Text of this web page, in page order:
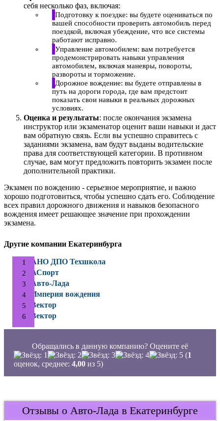
себя несколько фаз, включая:
Подготовку к поездке: вы будете оцениваться по
вашей способности проверить автомобиль перед
поездкой, включая убеждение, что все системы
работают исправно.
Управление автомобилем: вам потребуется
продемонстрировать навыки управления
автомобилем, включая маневры, повороты,
развороты и торможение.
Дорожное вождение: вы будете отправлены в
путь на дороги города, где вам предстоит
показать свои навыки в реальных дорожных
условиях.
Оценка и результаты: после окончания экзамена
инструктор или экзаменатор оценит ваши навыки и даст
вам обратную связь. Если вы успешно справитесь с
заданиями экзамена, вам будут выданы водительские
права для соответствующей категории. В противном
случае, вам могут предложить повторить экзамен после
дополнительной практики.
Экзамен по вождению - серьезное мероприятие, и важно
хорошо подготовиться, чтобы успешно сдать его. Соблюдение
всех правил дорожного движения и навыков безопасного
вождения имеет решающее значение при прохождении
экзамена.
Другие компании Екатеринбурга
АНО ДПО Техшкола
АСпорт
Авто-Лада
Империя вождения
Вектор
Вектор
Обращались в данную компанию? Оцените её
(1
оценок, среднее: 4,00 из 5)
Отзывы о Авто-Лада в Екатеринбурге